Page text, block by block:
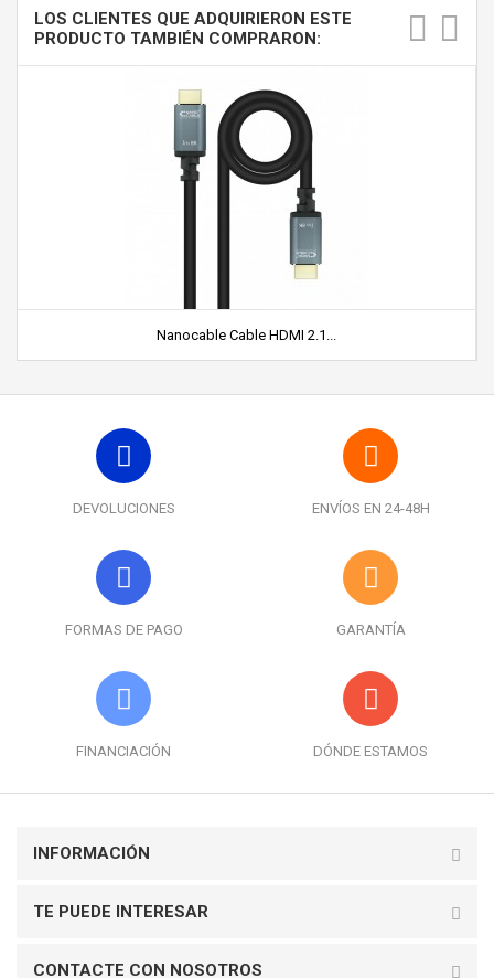
LOS CLIENTES QUE ADQUIRIERON ESTE
PRODUCTO TAMBIÉN COMPRARON:
Nanocable Cable HDMI 2.1...
DEVOLUCIONES ENVÍOS EN 24-48H
FORMAS DE PAGO GARANTÍA
FINANCIACIÓN DÓNDE ESTAMOS
INFORMACIÓN
TE PUEDE INTERESAR
CONTACTE CON NOSOTROS